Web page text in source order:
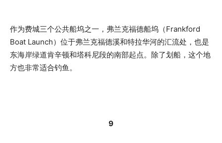
作为费城三个公共船坞之一，弗兰克福德船坞（Frankford
Boat Launch）位于弗兰克福德溪和特拉华河的汇流处，也是
东海岸绿道肯辛顿和塔科尼段的南部起点。除了划船，这个地
方也非常适合钓鱼。
9